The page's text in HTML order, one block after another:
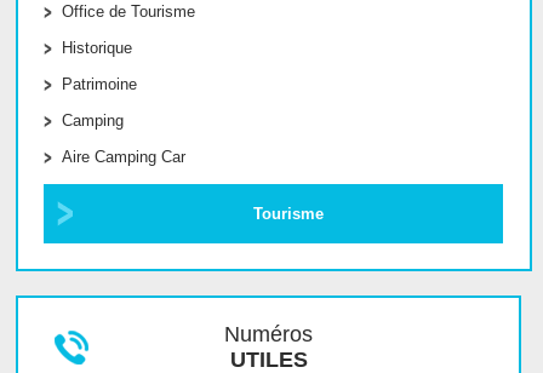
Office de Tourisme
Historique
Patrimoine
Camping
Aire Camping Car
Tourisme
Numéros
UTILES